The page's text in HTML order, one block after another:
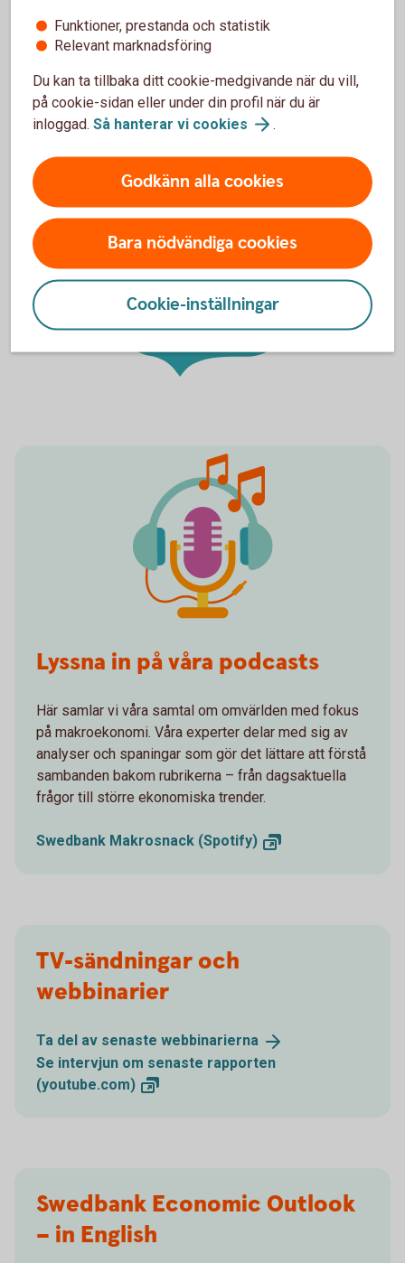
Våra prognoser
utgår från
sjunkande
oljepriser framöver
december 2026:
10,50
Lyssna in på våra podcasts
Här samlar vi våra samtal om omvärlden med fokus
på makroekonomi. Våra experter delar med sig av
analyser och spaningar som gör det lättare att förstå
sambanden bakom rubrikerna – från dagsaktuella
frågor till större ekonomiska trender.
Swedbank Makrosnack (Spotify)
TV-sändningar och
webbinarier
Ta del av senaste webbinarierna
Se intervjun om senaste rapporten
(youtube.com)
Swedbank Economic Outlook
– in English
Funktioner, prestanda och statistik
Relevant marknadsföring
Du kan ta tillbaka ditt cookie-medgivande när du vill,
på cookie-sidan eller under din profil när du är
inloggad. Så hanterar vi cookies .
Godkänn alla cookies
Bara nödvändiga cookies
Cookie-inställningar